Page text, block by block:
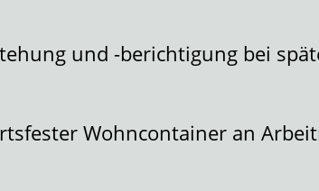
und -berichtigung bei
Wohncontainer an